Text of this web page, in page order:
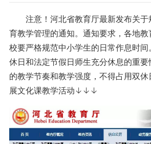
注意！河北省教育厅最新发布关于
育教学管理的通知。通知要求，各地
校要严格规范中小学生的日常作息时间
休日和法定节假日师生充分休息的重
的教学节奏和教学强度，不得占用双
展文化课教学活动↓↓↓